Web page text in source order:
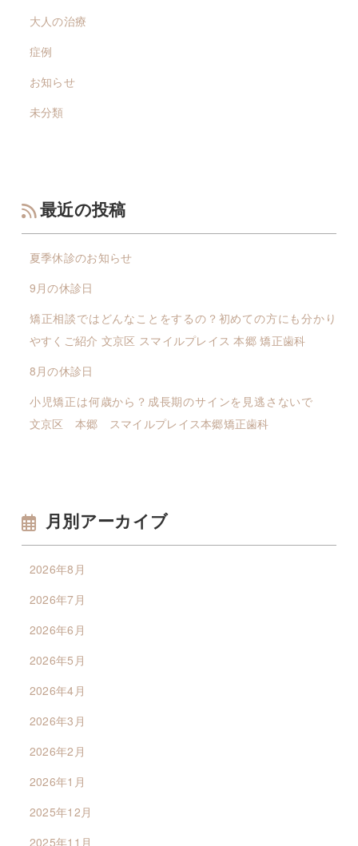
大人の治療
症例
お知らせ
未分類
最近の投稿
夏季休診のお知らせ
9月の休診日
矯正相談ではどんなことをするの？初めての方にも分かり
やすくご紹介 文京区 スマイルプレイス 本郷 矯正歯科
8月の休診日
小児矯正は何歳から？成長期のサインを見逃さないで
文京区 本郷 スマイルプレイス本郷矯正歯科
月別アーカイブ
2026年8月
2026年7月
2026年6月
2026年5月
2026年4月
2026年3月
2026年2月
2026年1月
2025年12月
2025年11月